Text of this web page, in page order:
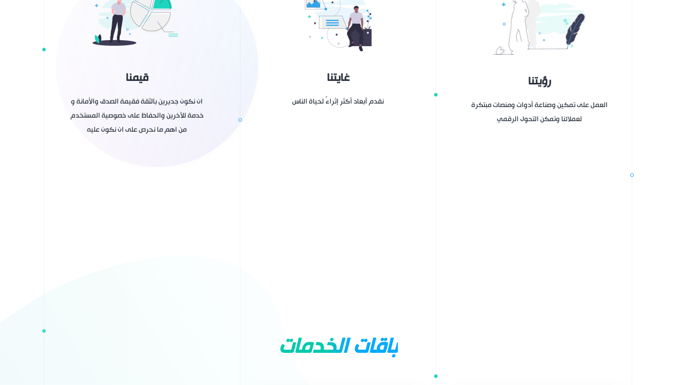
رؤيتنا
العمل على تمكين وصناعة أدوات ومنصات مبتكرة
لعملائنا وتمكن التحول الرقمي
غايتنا
نقدم أبعاد أكثر إثراءً لحياة الناس
قيمنا
ان نكون جديرين بالثقة فقيمة الصدق والأمانة و
خدمة للآخرين والحفاظ على خصوصية المستخدم
من اهم ما نحرص على ان نكون عليه
باقات الخدمات